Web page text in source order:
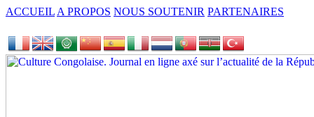
ACCUEIL A PROPOS NOUS SOUTENIR PARTENAIRES